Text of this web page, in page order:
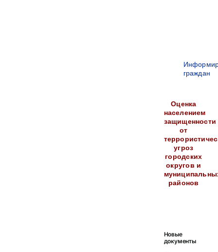
граждан
Оценка
населением
защищенности
от
угроз
городских
округов и
районов
Новые
документы